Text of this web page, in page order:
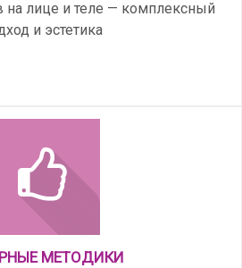
на лице и теле — комплексный
и эстетика
МЕТОДИКИ